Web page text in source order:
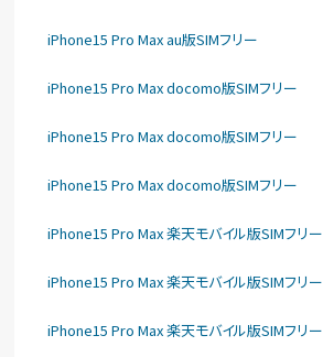
iPhone15 Pro Max au版SIMフリー
iPhone15 Pro Max docomo版SIMフリー
iPhone15 Pro Max docomo版SIMフリー
iPhone15 Pro Max docomo版SIMフリー
iPhone15 Pro Max 楽天モバイル版SIMフリー
iPhone15 Pro Max 楽天モバイル版SIMフリー
iPhone15 Pro Max 楽天モバイル版SIMフリー